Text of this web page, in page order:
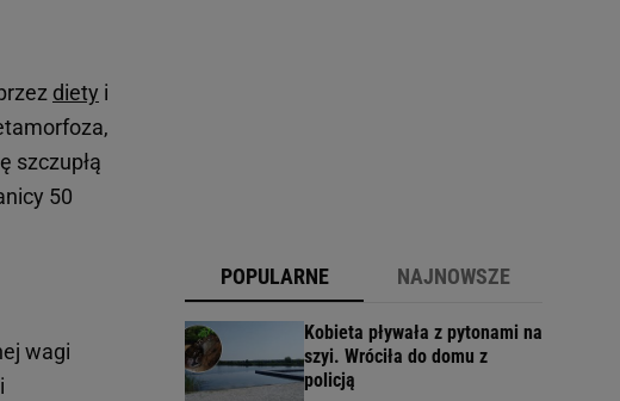
diety i
szczupłą
50
wagi
POPULARNE NAJNOWSZE
Kobieta pływała z pytonami na
szyi. Wróciła do domu z
policją